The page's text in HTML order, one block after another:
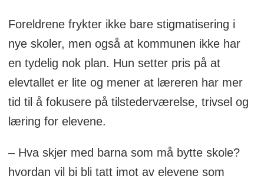
Foreldrene frykter ikke bare stigmatisering i
nye skoler, men også at kommunen ikke har
en tydelig nok plan. Hun setter pris på at
elevtallet er lite og mener at læreren har mer
tid til å fokusere på tilstederværelse, trivsel og
læring for elevene.
– Hva skjer med barna som må bytte skole?
hvordan vil bi bli tatt imot av elevene som